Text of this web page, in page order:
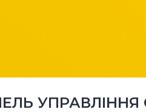
УПРАВЛІННЯ